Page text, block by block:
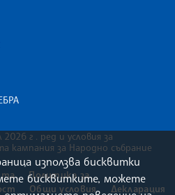
2026 г . ред и условия за
кампания за Народно събрание
Политика за
Общи условия Декларация
използва бисквитки
бисквитките, можете